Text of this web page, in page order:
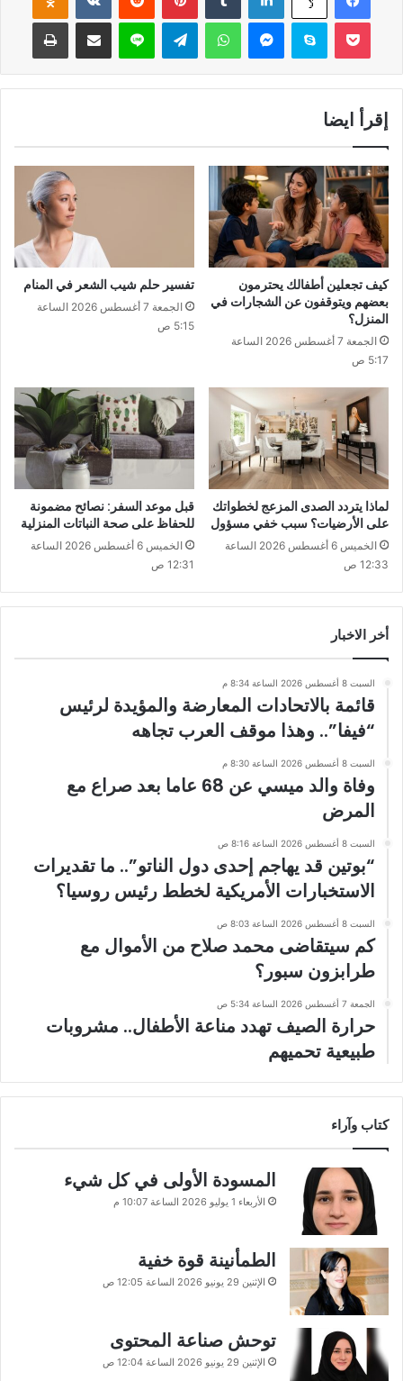
سكايب واتساب لاين
إقرأ ايضا
كيف تجعلين أطفالك يحترمون
بعضهم ويتوقفون عن الشجارات في
المنزل؟
الجمعة 7 أغسطس 2026 الساعة
5:17 ص
تفسير حلم شيب الشعر في المنام
الجمعة 7 أغسطس 2026 الساعة
5:15 ص
لماذا يتردد الصدى المزعج لخطواتك
على الأرضيات؟ سبب خفي مسؤول
الخميس 6 أغسطس 2026 الساعة
12:33 ص
قبل موعد السفر: نصائح مضمونة
للحفاظ على صحة النباتات المنزلية
الخميس 6 أغسطس 2026 الساعة
12:31 ص
أخر الاخبار
السبت 8 أغسطس 2026 الساعة 8:34 م
قائمة بالاتحادات المعارضة والمؤيدة لرئيس
“فيفا”.. وهذا موقف العرب تجاهه
السبت 8 أغسطس 2026 الساعة 8:30 م
وفاة والد ميسي عن 68 عاما بعد صراع مع
المرض
السبت 8 أغسطس 2026 الساعة 8:16 ص
“بوتين قد يهاجم إحدى دول الناتو”.. ما تقديرات
الاستخبارات الأمريكية لخطط رئيس روسيا؟
السبت 8 أغسطس 2026 الساعة 8:03 ص
كم سيتقاضى محمد صلاح من الأموال مع
طرابزون سبور؟
الجمعة 7 أغسطس 2026 الساعة 5:34 ص
حرارة الصيف تهدد مناعة الأطفال.. مشروبات
طبيعية تحميهم
كتاب وآراء
المسودة الأولى في كل شيء
الأربعاء 1 يوليو 2026 الساعة 10:07 م
الطمأنينة قوة خفية
الإثنين 29 يونيو 2026 الساعة 12:05 ص
توحش صناعة المحتوى
الإثنين 29 يونيو 2026 الساعة 12:04 ص